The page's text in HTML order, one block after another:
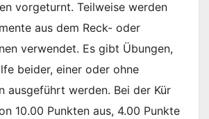
vorgeturnt. Teilweise werden
aus dem Reck- oder
verwendet. Es gibt Übungen,
beider, einer oder ohne
ausgeführt werden. Bei der Kür
10.00 Punkten aus, 4.00 Punkte